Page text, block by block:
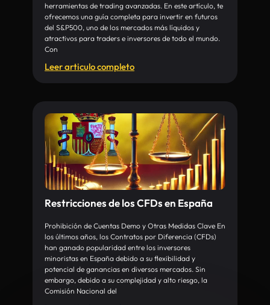
herramientas de trading avanzadas. En este artículo, te
ofrecemos una guía completa para invertir en futuros
del S&P500, uno de los mercados más líquidos y
atractivos para traders e inversores de todo el mundo.
Con
Leer articulo completo
Restricciones de los CFDs en España
Prohibición de Cuentas Demo y Otras Medidas Clave En
los últimos años, los Contratos por Diferencia (CFDs)
han ganado popularidad entre los inversores
minoristas en España debido a su flexibilidad y
potencial de ganancias en diversos mercados. Sin
embargo, debido a su complejidad y alto riesgo, la
Comisión Nacional del